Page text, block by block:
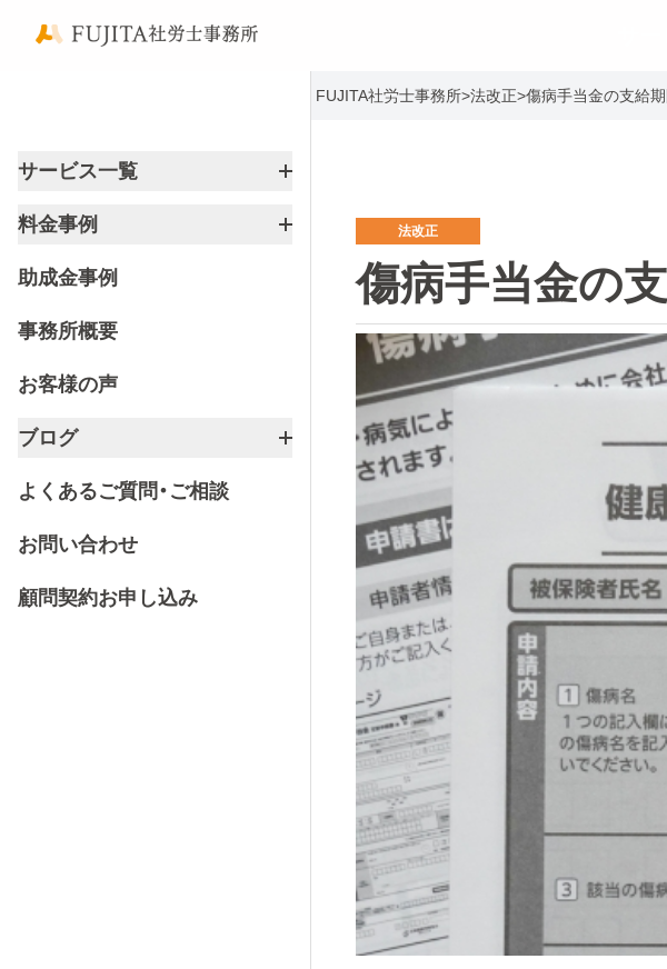
サービス一覧
料金事例
助成金事例
事務所概要
お客様の声
ブログ
よくあるご質問・ご相談
お問い合わせ
顧問契約お申し込み
FUJITA社労士事務所>法改正>傷病手当金の支給
法改正
傷病手当金の